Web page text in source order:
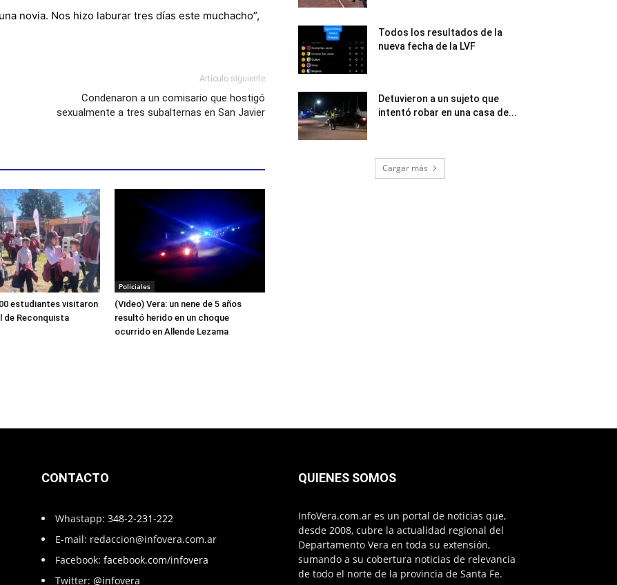
novia. Nos hizo laburar tres días este muchacho”,
Artículo siguiente
Condenaron a un comisario que hostigó
sexualmente a tres subalternas en San Javier
estudiantes visitaron
de Reconquista
Policiales
(Video) Vera: un nene de 5 años
resultó herido en un choque
ocurrido en Allende Lezama
Todos los resultados de la
nueva fecha de la LVF
Detuvieron a un sujeto que
intentó robar en una casa de...
Cargar más
CONTACTO
Whastapp: 348-2-231-222
E-mail: redaccion@infovera.com.ar
Facebook: facebook.com/infovera
Twitter: @infovera
QUIENES SOMOS
InfoVera.com.ar es un portal de noticias que,
desde 2008, cubre la actualidad regional del
Departamento Vera en toda su extensión,
sumando a su cobertura noticias de relevancia
de todo el norte de la provincia de Santa Fe.